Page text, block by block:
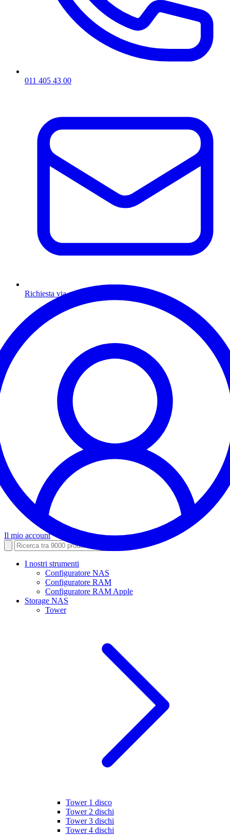
011 405 43 00
Richiesta via email
Il mio account
I nostri strumenti
Configuratore NAS
Configuratore RAM
Configuratore RAM Apple
Storage NAS
Tower
Tower 1 disco
Tower 2 dischi
Tower 3 dischi
Tower 4 dischi